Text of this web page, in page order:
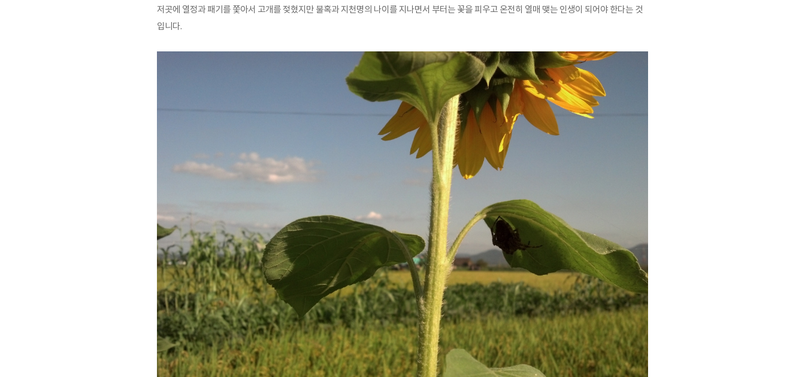
저곳에 열정과 패기를 쫓아서 고개를 젖혔지만 불혹과 지천명의 나이를 지나면서 부터는 꽃을 피우고 온전히 열매 맺는 인생이 되어야 한다는 것
입니다.